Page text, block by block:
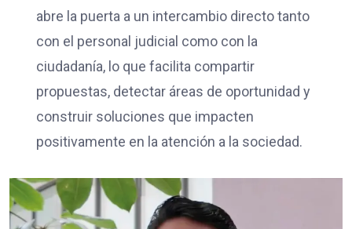
abre la puerta a un intercambio directo tanto
con el personal judicial como con la
ciudadanía, lo que facilita compartir
propuestas, detectar áreas de oportunidad y
construir soluciones que impacten
positivamente en la atención a la sociedad.